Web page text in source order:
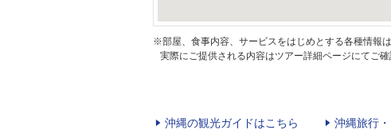
※部屋、食事内容、サービスをはじめとする各種情報
実際にご提供される内容はツアー詳細ページにてご
沖縄の観光ガイドはこちら 沖縄旅行